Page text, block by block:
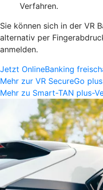
Verfahren.
Sie können sich in der VR
alternativ per
anmelden.
Jetzt OnlineBanking
Mehr zur VR SecureGo
Mehr zu Smart-TAN plus-